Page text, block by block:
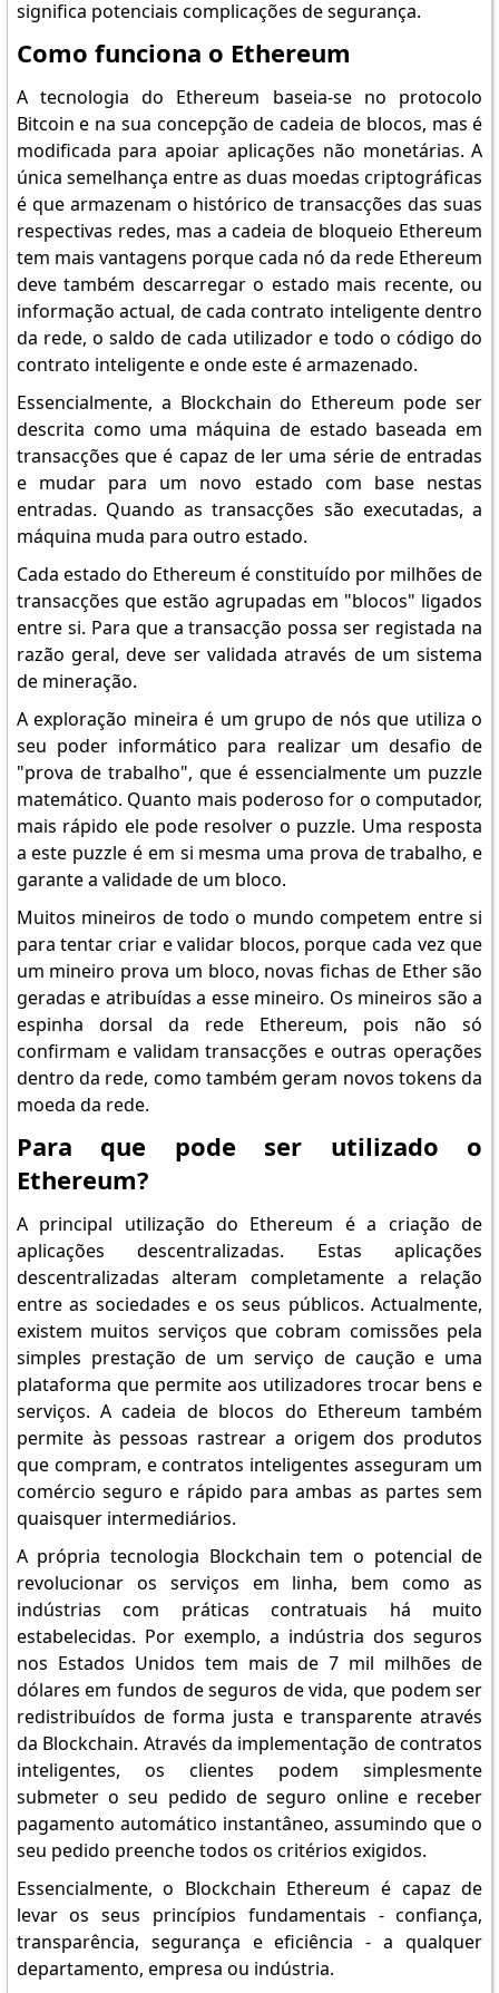
significa potenciais complicações de segurança.
Como funciona o Ethereum
A tecnologia do Ethereum baseia-se no protocolo
Bitcoin e na sua concepção de cadeia de blocos, mas é
modificada para apoiar aplicações não monetárias. A
única semelhança entre as duas moedas criptográficas
é que armazenam o histórico de transacções das suas
respectivas redes, mas a cadeia de bloqueio Ethereum
tem mais vantagens porque cada nó da rede Ethereum
deve também descarregar o estado mais recente, ou
informação actual, de cada contrato inteligente dentro
da rede, o saldo de cada utilizador e todo o código do
contrato inteligente e onde este é armazenado.
Essencialmente, a Blockchain do Ethereum pode ser
descrita como uma máquina de estado baseada em
transacções que é capaz de ler uma série de entradas
e mudar para um novo estado com base nestas
entradas. Quando as transacções são executadas, a
máquina muda para outro estado.
Cada estado do Ethereum é constituído por milhões de
transacções que estão agrupadas em "blocos" ligados
entre si. Para que a transacção possa ser registada na
razão geral, deve ser validada através de um sistema
de mineração.
A exploração mineira é um grupo de nós que utiliza o
seu poder informático para realizar um desafio de
"prova de trabalho", que é essencialmente um puzzle
matemático. Quanto mais poderoso for o computador,
mais rápido ele pode resolver o puzzle. Uma resposta
a este puzzle é em si mesma uma prova de trabalho, e
garante a validade de um bloco.
Muitos mineiros de todo o mundo competem entre si
para tentar criar e validar blocos, porque cada vez que
um mineiro prova um bloco, novas fichas de Ether são
geradas e atribuídas a esse mineiro. Os mineiros são a
espinha dorsal da rede Ethereum, pois não só
confirmam e validam transacções e outras operações
dentro da rede, como também geram novos tokens da
moeda da rede.
Para que pode ser utilizado o
Ethereum?
A principal utilização do Ethereum é a criação de
aplicações descentralizadas. Estas aplicações
descentralizadas alteram completamente a relação
entre as sociedades e os seus públicos. Actualmente,
existem muitos serviços que cobram comissões pela
simples prestação de um serviço de caução e uma
plataforma que permite aos utilizadores trocar bens e
serviços. A cadeia de blocos do Ethereum também
permite às pessoas rastrear a origem dos produtos
que compram, e contratos inteligentes asseguram um
comércio seguro e rápido para ambas as partes sem
quaisquer intermediários.
A própria tecnologia Blockchain tem o potencial de
revolucionar os serviços em linha, bem como as
indústrias com práticas contratuais há muito
estabelecidas. Por exemplo, a indústria dos seguros
nos Estados Unidos tem mais de 7 mil milhões de
dólares em fundos de seguros de vida, que podem ser
redistribuídos de forma justa e transparente através
da Blockchain. Através da implementação de contratos
inteligentes, os clientes podem simplesmente
submeter o seu pedido de seguro online e receber
pagamento automático instantâneo, assumindo que o
seu pedido preenche todos os critérios exigidos.
Essencialmente, o Blockchain Ethereum é capaz de
levar os seus princípios fundamentais - confiança,
transparência, segurança e eficiência - a qualquer
departamento, empresa ou indústria.